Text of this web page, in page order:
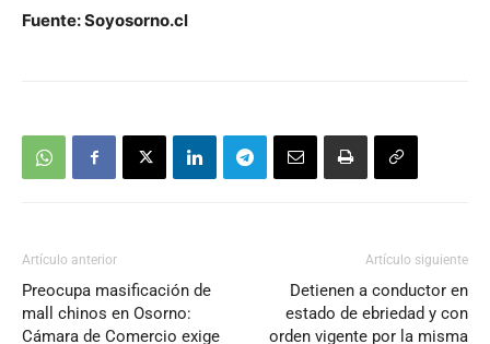
Fuente: Soyosorno.cl
Artículo anterior
Preocupa masificación de
mall chinos en Osorno:
Cámara de Comercio exige
Artículo siguiente
Detienen a conductor en
estado de ebriedad y con
orden vigente por la misma